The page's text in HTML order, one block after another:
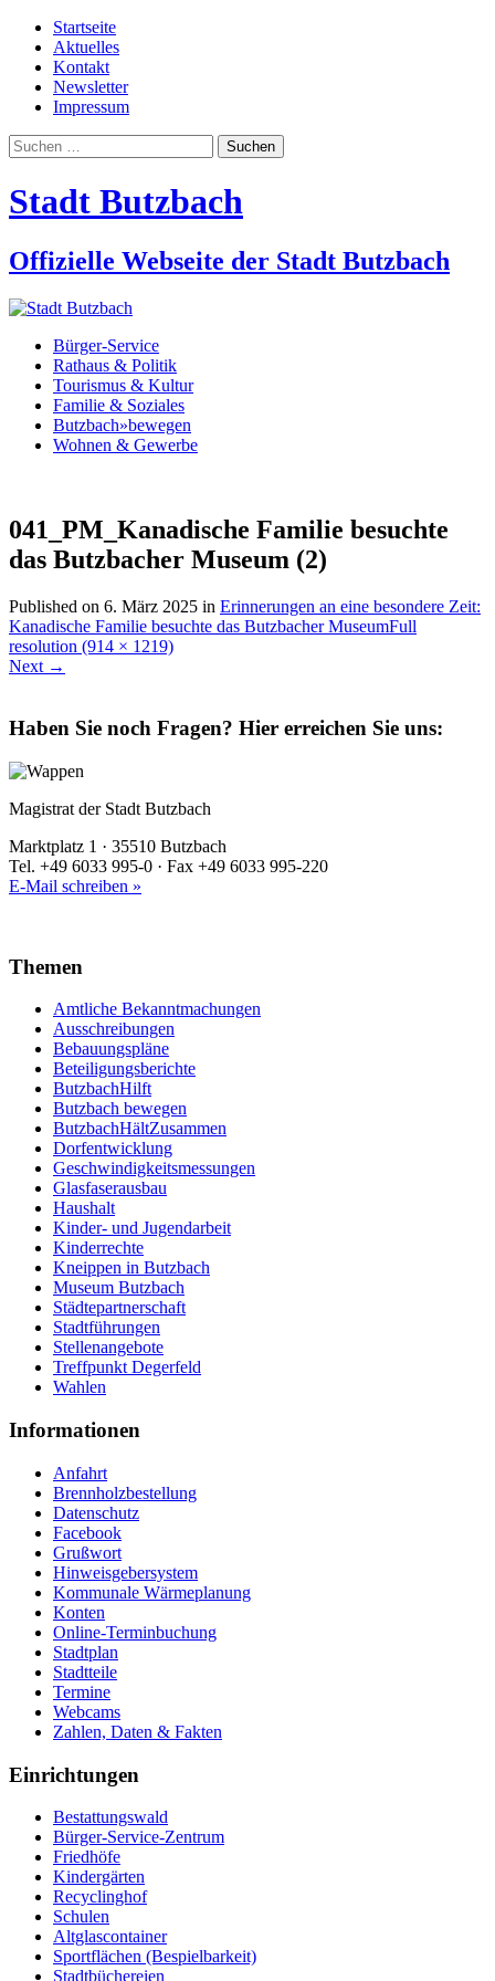
Startseite
Aktuelles
Kontakt
Newsletter
Impressum
Suchen
nach:
Stadt Butzbach
Offizielle Webseite der Stadt Butzbach
Bürger-Service
Rathaus & Politik
Tourismus & Kultur
Familie & Soziales
Butzbach»bewegen
Wohnen & Gewerbe
041_PM_Kanadische Familie besuchte
das Butzbacher Museum (2)
Published on 6. März 2025 in Erinnerungen an eine besondere Zeit:
Kanadische Familie besuchte das Butzbacher MuseumFull
resolution (914 × 1219)
Next →
Haben Sie noch Fragen? Hier erreichen Sie uns:
Magistrat der Stadt Butzbach
Marktplatz 1 · 35510 Butzbach
Tel. +49 6033 995-0 · Fax +49 6033 995-220
E-Mail schreiben »
Themen
Amtliche Bekanntmachungen
Ausschreibungen
Bebauungspläne
Beteiligungsberichte
ButzbachHilft
Butzbach bewegen
ButzbachHältZusammen
Dorfentwicklung
Geschwindigkeitsmessungen
Glasfaserausbau
Haushalt
Kinder- und Jugendarbeit
Kinderrechte
Kneippen in Butzbach
Museum Butzbach
Städtepartnerschaft
Stadtführungen
Stellenangebote
Treffpunkt Degerfeld
Wahlen
Informationen
Anfahrt
Brennholzbestellung
Datenschutz
Facebook
Grußwort
Hinweisgebersystem
Kommunale Wärmeplanung
Konten
Online-Terminbuchung
Stadtplan
Stadtteile
Termine
Webcams
Zahlen, Daten & Fakten
Einrichtungen
Bestattungswald
Bürger-Service-Zentrum
Friedhöfe
Kindergärten
Recyclinghof
Schulen
Altglascontainer
Sportflächen (Bespielbarkeit)
Stadtbüchereien